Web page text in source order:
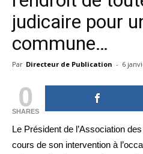
judicaire pour
commune…
Par Directeur de Publication - 6
0
SHARES
Le Président de l’Association
cours de son intervention à